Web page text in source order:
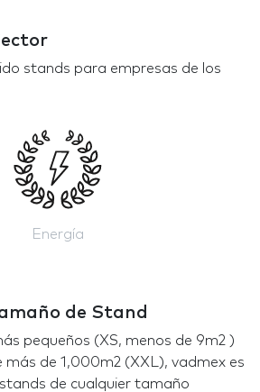
stands para empresas de los
Energía
de Stand
pequeños (XS, menos de 9m2 )
más de 1,000m2 (XXL), vadmex es
de cualquier tamaño